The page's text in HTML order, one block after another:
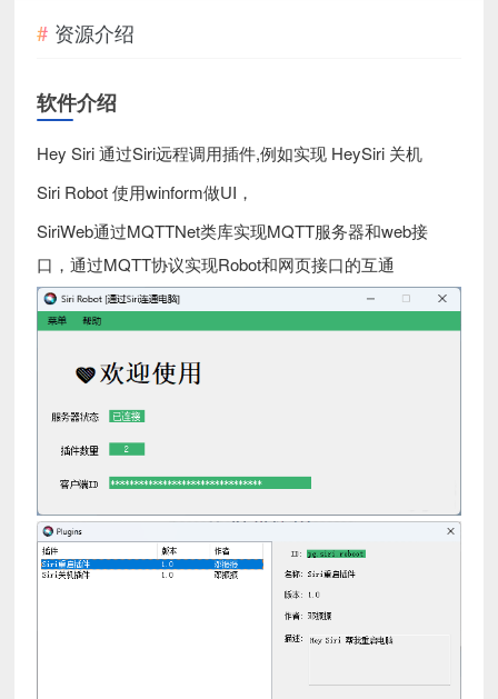
资源介绍
软件介绍
Hey Siri 通过Siri远程调用插件,例如实现 HeySiri 关机
Siri Robot 使用winform做UI，
SiriWeb通过MQTTNet类库实现MQTT服务器和web接
口，通过MQTT协议实现Robot和网页接口的互通